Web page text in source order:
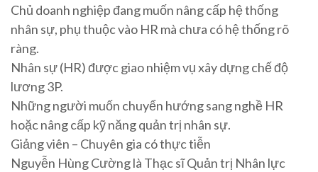
Chủ doanh nghiệp đang muốn nâng cấp hệ thống
nhân sự, phụ thuộc vào HR mà chưa có hệ thống rõ
ràng.
Nhân sự (HR) được giao nhiệm vụ xây dựng chế độ
lương 3P.
Những người muốn chuyển hướng sang nghề HR
hoặc nâng cấp kỹ năng quản trị nhân sự.
Giảng viên – Chuyên gia có thực tiễn
Nguyễn Hùng Cường là Thạc sĩ Quản trị Nhân lực